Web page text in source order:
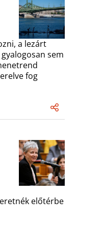
a lezárt
sem
fog
előtérbe